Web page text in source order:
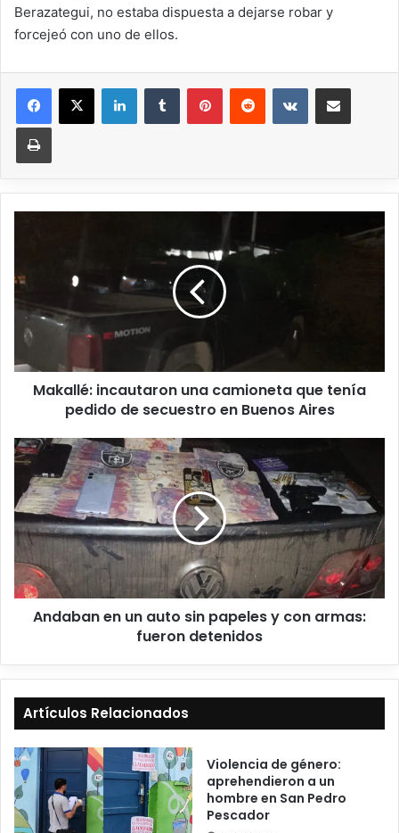
Berazategui, no estaba dispuesta a dejarse robar y
forcejeó con uno de ellos.
Makallé: incautaron una camioneta que tenía
pedido de secuestro en Buenos Aires
Andaban en un auto sin papeles y con armas:
fueron detenidos
Artículos Relacionados
Violencia de género:
aprehendieron a un
hombre en San Pedro
Pescador